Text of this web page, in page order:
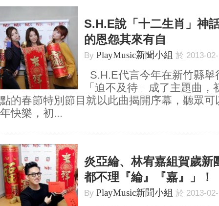
S.H.E說「十二生肖」神
的恩怨其來有自
By PlayMusic新聞小組 於 2013-
S.H.E代言今年在新竹縣舉
「迫不及待」成了主題曲
點的春節特別節目就以此曲揭開序幕，聽眾
年快樂，初...
炎亞綸、林宥嘉組賀歲新
都不理『綸』『嘉』」！
By PlayMusic新聞小組 於 2013-